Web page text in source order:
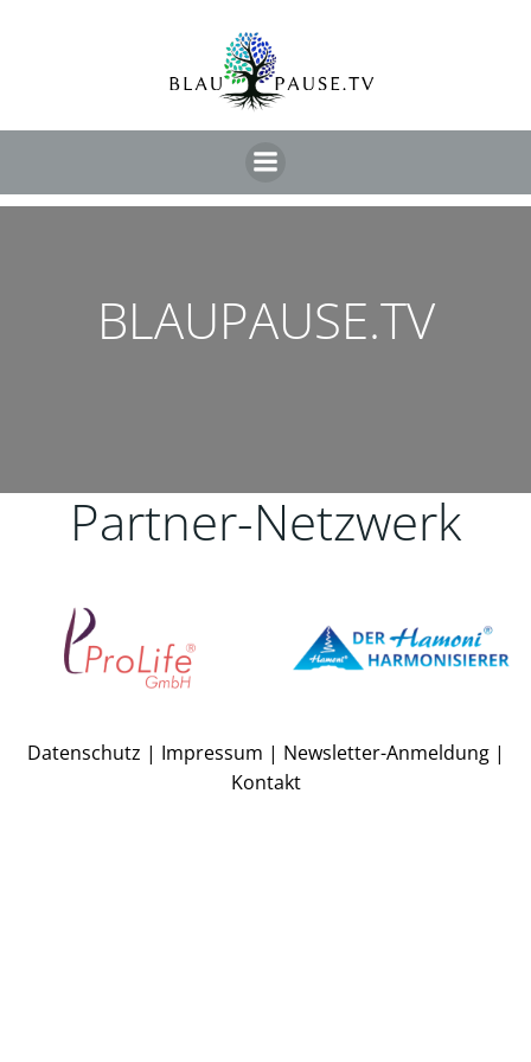
BLAUPAUSE.TV
Partner-Netzwerk
Datenschutz | Impressum | Newsletter-Anmeldung|
Kontakt